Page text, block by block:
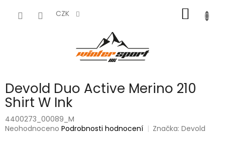
CZK
KOŠÍK
Devold Duo Active Merino 210
Shirt W Ink
4400273_00089_M
Průměrné
Neohodnoceno Podrobnosti hodnocení Značka:Devold